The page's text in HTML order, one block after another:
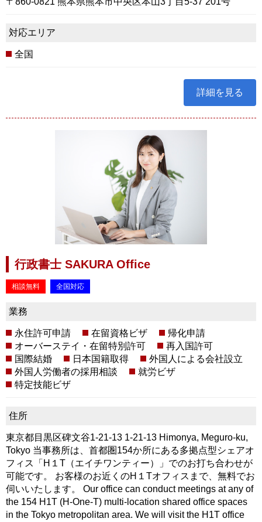
対応エリア
全国
詳細を見る
行政書士 SAKURA Office
相談無料 全国対応
業務
永住許可申請 在留資格ビザ
帰化申請
オーバーステイ・在留特別許可
再入国許可
国際結婚
日本国籍取得
外国人による会社設立
外国人労働者の採用相談
就労ビザ
特定技能ビザ
住所
東京都目黒区碑文谷1-21-13 1-21-13 Himonya, Meguro-ku,
Tokyo 当事務所は、首都圏154か所にある多拠点型シェアオ
フィス「H１T（エイチワンティー）」でのお打ち合わせが
可能です。 お客様のお近くのH１Tオフィスまで、無料でお
伺いいたします。 Our office can conduct meetings at any of
the 154 H1T (H-One-T) multi-location shared office spaces
in the Tokyo metropolitan area. We will visit the H1T office